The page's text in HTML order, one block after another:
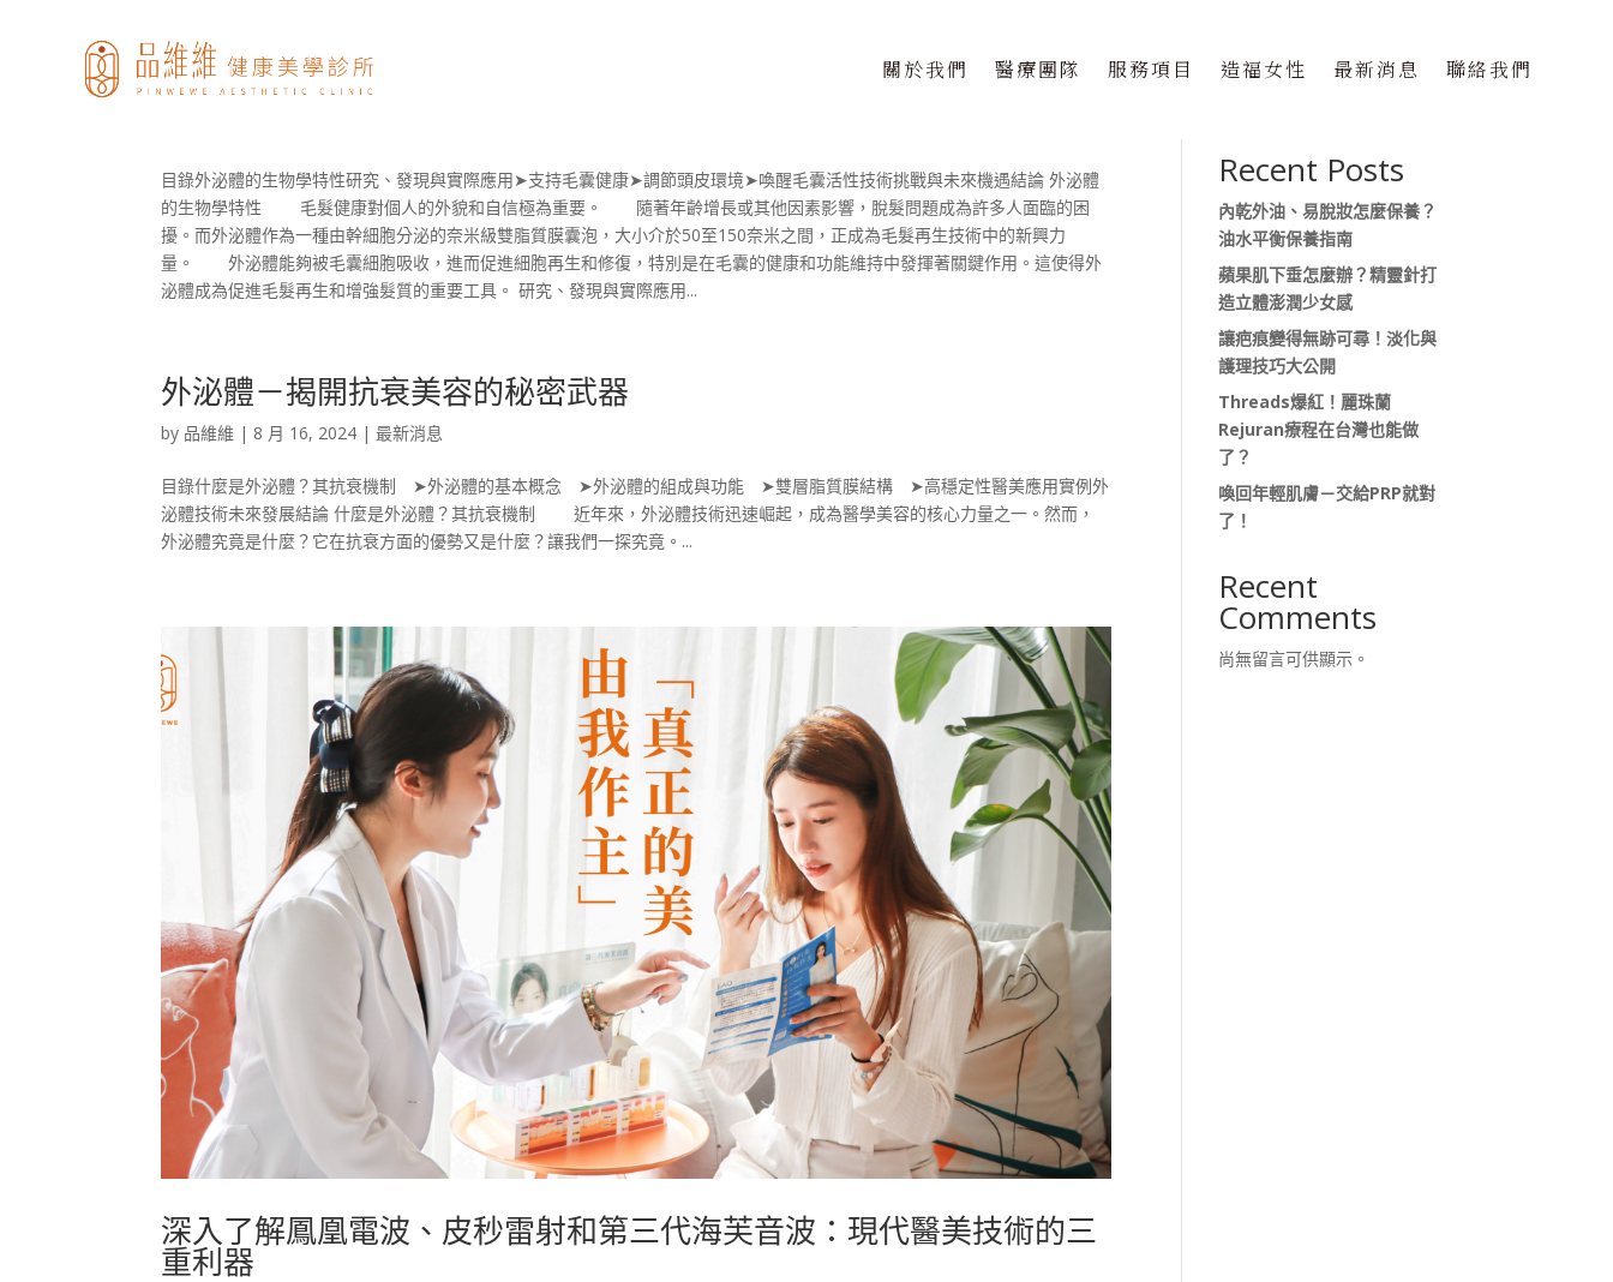
關於我們 醫療團隊 服務項目 造福女性 最新消息 聯絡我們
外泌體：打造濃密秀髮新希望
目錄外泌體的生物學特性研究、發現與實際應用➤支持毛囊健康➤調節頭皮環境➤喚醒毛囊活性技術挑戰與未來機遇結論 外泌體
的生物學特性 毛髮健康對個人的外貌和自信極為重要。 隨著年齡增長或其他因素影響，脫髮問題成為許多人面臨的困
擾。而外泌體作為一種由幹細胞分泌的奈米級雙脂質膜囊泡，大小介於50至150奈米之間，正成為毛髮再生技術中的新興力
量。 外泌體能夠被毛囊細胞吸收，進而促進細胞再生和修復，特別是在毛囊的健康和功能維持中發揮著關鍵作用。這使得外
泌體成為促進毛髮再生和增強髮質的重要工具。 研究、發現與實際應用...
外泌體－揭開抗衰美容的秘密武器
by 品維維 | 8 月 16, 2024 |最新消息
目錄什麼是外泌體？其抗衰機制 ➤外泌體的基本概念 ➤外泌體的組成與功能 ➤雙層脂質膜結構 ➤高穩定性醫美應用實例外
泌體技術未來發展結論 什麼是外泌體？其抗衰機制 近年來，外泌體技術迅速崛起，成為醫學美容的核心力量之一。然而，
外泌體究竟是什麼？它在抗衰方面的優勢又是什麼？讓我們一探究竟。...
深入了解鳳凰電波、皮秒雷射和第三代海芙音波：現代醫美技術的三
重利器
Recent Posts
內乾外油、易脫妝怎麼保養？
油水平衡保養指南
蘋果肌下垂怎麼辦？精靈針打
造立體澎潤少女感
讓疤痕變得無跡可尋！淡化與
護理技巧大公開
Threads爆紅！麗珠蘭
Rejuran療程在台灣也能做
了？
喚回年輕肌膚－交給PRP就對
了！
Recent
Comments
尚無留言可供顯示。